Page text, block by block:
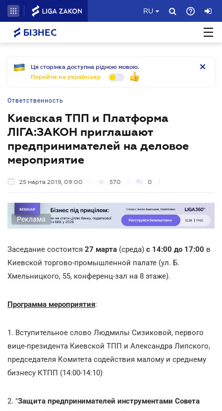
RU
БІЗНЕС
Ця сторінка доступна рідною мовою.
Перейти на українську
Ответственность
Киевская ТПП и Платформа
ЛІГА:ЗАКОН приглашают
предпринимателей на деловое
мероприятие
25 марта 2019, 09:00 570 0
Реклама
Заседание состоится 27 марта (среда) с 14:00 до 17:00 в
Киевской торгово-промышленной палате (ул. Б.
Хмельницкого, 55, конференц-зал на 8 этаже).
Программа мероприятия:
1. Вступительное слово Людмилы Сизиковой, первого
вице-президента Киевской ТПП и Александра Липского,
председателя Комитета содействия малому и среднему
бизнесу КТПП (14:00-14:10)
2. "Защита предпринимателей инструментами Совета